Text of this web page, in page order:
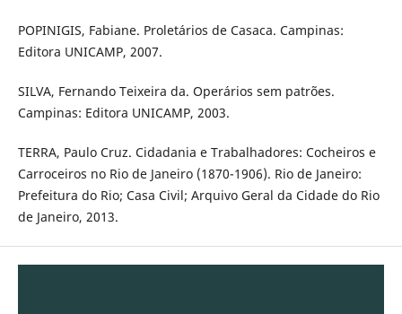
POPINIGIS, Fabiane. Proletários de Casaca. Campinas:
Editora UNICAMP, 2007.
SILVA, Fernando Teixeira da. Operários sem patrões.
Campinas: Editora UNICAMP, 2003.
TERRA, Paulo Cruz. Cidadania e Trabalhadores: Cocheiros e
Carroceiros no Rio de Janeiro (1870-1906). Rio de Janeiro:
Prefeitura do Rio; Casa Civil; Arquivo Geral da Cidade do Rio
de Janeiro, 2013.